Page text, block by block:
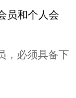
员和个人会
，必须具备下